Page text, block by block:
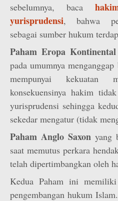
sebelumnya, baca
yurisprudensi, bahwa
sebagai sumber hukum
Paham Eropa Kontinental
pada umumnya
mempunyai kekuatan
konsekuensinya hakim
yurisprudensi sehingga
sekedar mengatur (tidak
Paham Anglo Saxon yang
saat memutus perkara
telah dipertimbangkan oleh
Kedua Paham ini
pengembangan hukum